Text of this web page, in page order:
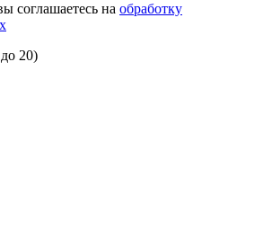
соглашаетесь на обработку
20)